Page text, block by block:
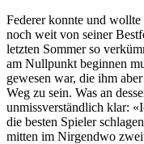
Federer konnte und
noch weit von seiner
letzten Sommer so
am Nullpunkt beginnen
gewesen war, die ihm
Weg zu sein. Was an
unmissverständlich klar:
die besten Spieler
mitten im Nirgendwo